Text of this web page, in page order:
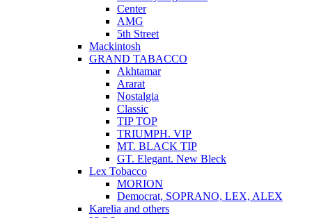
Center
AMG
5th Street
Mackintosh
GRAND TABACCO
Akhtamar
Ararat
Nostalgia
Classic
TIP TOP
TRIUMPH. VIP
MT. BLACK TIP
GT. Elegant. New Bleck
Lex Tobacco
MORION
Democrat, SOPRANO, LEX, ALEX
Karelia and others